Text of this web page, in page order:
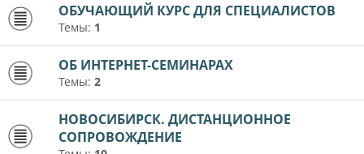
ОБУЧАЮЩИЙ КУРС ДЛЯ СПЕЦИАЛИСТОВ
Темы: 1
ОБ ИНТЕРНЕТ-СЕМИНАРАХ
Темы: 2
НОВОСИБИРСК. ДИСТАНЦИОННОЕ
СОПРОВОЖДЕНИЕ